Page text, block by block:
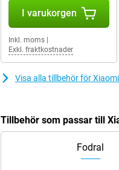
I varukorgen
Inkl. moms
Exkl. fraktkostnader
Visa alla tillbehör för
Tillbehör som passar till
Fodral